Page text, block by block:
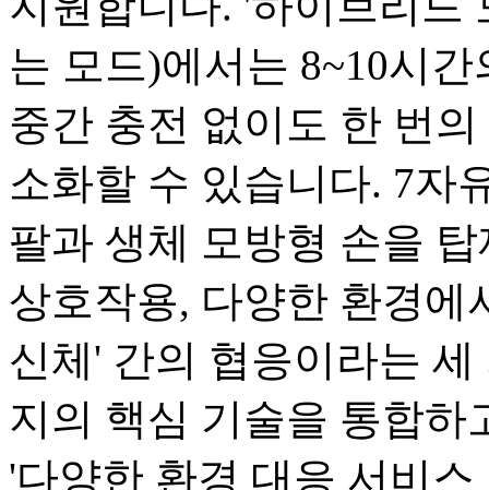
는 모드)에서는 8~10시
중간 충전 없이도 한 번
소화할 수 있습니다. 7자
팔과 생체 모방형 손을
상호작용, 다양한 환경에
신체' 간의 협응이라는
지의 핵심 기술을 통합하
'다양한 환경 대응 서비